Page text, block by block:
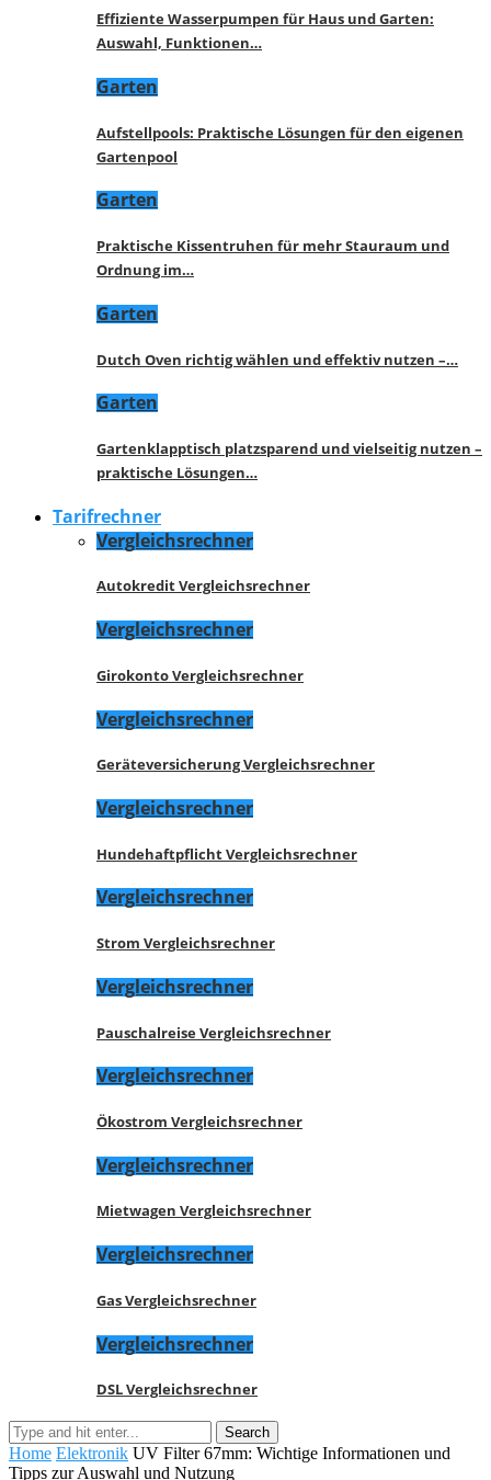
Effiziente Wasserpumpen für Haus und Garten:
Auswahl, Funktionen…
Garten
Aufstellpools: Praktische Lösungen für den eigenen
Gartenpool
Garten
Praktische Kissentruhen für mehr Stauraum und
Ordnung im…
Garten
Dutch Oven richtig wählen und effektiv nutzen –…
Garten
Gartenklapptisch platzsparend und vielseitig nutzen –
praktische Lösungen…
Tarifrechner
Vergleichsrechner
Autokredit Vergleichsrechner
Vergleichsrechner
Girokonto Vergleichsrechner
Vergleichsrechner
Geräteversicherung Vergleichsrechner
Vergleichsrechner
Hundehaftpflicht Vergleichsrechner
Vergleichsrechner
Strom Vergleichsrechner
Vergleichsrechner
Pauschalreise Vergleichsrechner
Vergleichsrechner
Ökostrom Vergleichsrechner
Vergleichsrechner
Mietwagen Vergleichsrechner
Vergleichsrechner
Gas Vergleichsrechner
Vergleichsrechner
DSL Vergleichsrechner
Home Elektronik UV Filter 67mm: Wichtige Informationen und
Tipps zur Auswahl und Nutzung